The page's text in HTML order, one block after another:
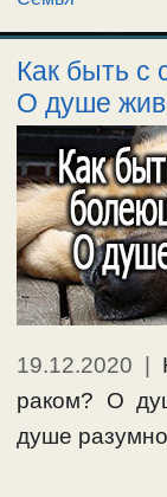
Как быть с
О душе
19.12.2020 |
раком? О
душе